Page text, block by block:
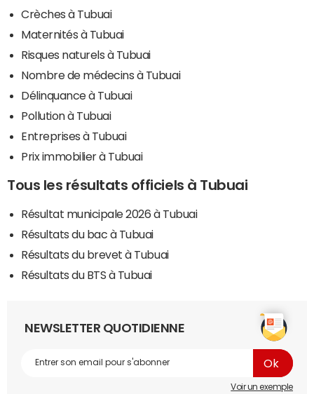
Crèches à Tubuai
Maternités à Tubuai
Risques naturels à Tubuai
Nombre de médecins à Tubuai
Délinquance à Tubuai
Pollution à Tubuai
Entreprises à Tubuai
Prix immobilier à Tubuai
Tous les résultats officiels à Tubuai
Résultat municipale 2026 à Tubuai
Résultats du bac à Tubuai
Résultats du brevet à Tubuai
Résultats du BTS à Tubuai
NEWSLETTER QUOTIDIENNE
Voir un exemple